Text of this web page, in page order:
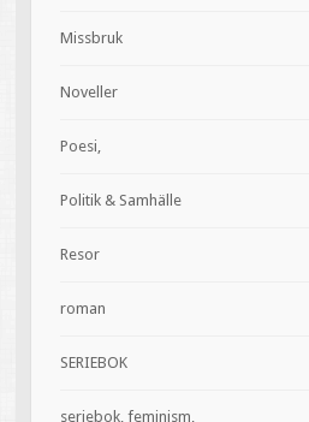
Missbruk
Noveller
Poesi,
Politik & Samhälle
Resor
roman
SERIEBOK
seriebok, feminism,